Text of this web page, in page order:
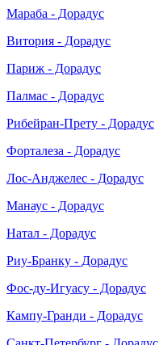
Мараба - Дорадус
Витория - Дорадус
Париж - Дорадус
Палмас - Дорадус
Рибейран-Прету - Дорадус
Форталеза - Дорадус
Лос-Анджелес - Дорадус
Манаус - Дорадус
Натал - Дорадус
Риу-Бранку - Дорадус
Фос-ду-Игуасу - Дорадус
Кампу-Гранди - Дорадус